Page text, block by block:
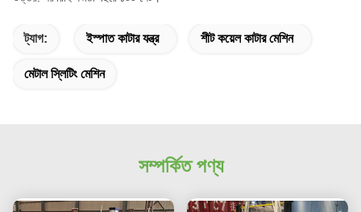
ট্যাগ: ইস্পাত কাটার যন্ত্র শীট কয়েল কাটার মেশিন
মেটাল স্লিটিং মেশিন
সম্পর্কিত পণ্য